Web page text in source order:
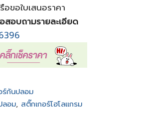
อขอใบเสนอราคา
อบถามรายละเอียด
ร์กันปลอม
ลอม, สติ๊กเกอร์โฮโลแกรม